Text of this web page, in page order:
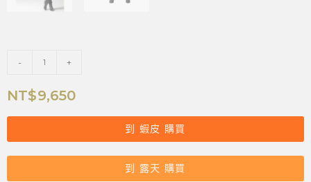
- +
NT$9,650
到 蝦皮 購買
到 露天 購買